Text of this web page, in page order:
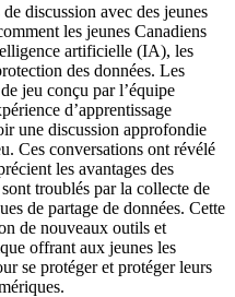
discussion avec des jeunes
les jeunes Canadiens
artificielle (IA), les
des données. Les
jeu conçu par l’équipe
d’apprentissage
une discussion approfondie
Ces conversations ont révélé
les avantages des
troublés par la collecte de
de partage de données. Cette
de nouveaux outils et
offrant aux jeunes les
se protéger et protéger leurs